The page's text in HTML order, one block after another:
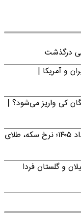
درگذشت
و آمریکا |
کی واریز می‌شود؟ |
بروزترین قیمت طلا و دلار امروز شنبه ۱۷ مرداد ۱۴۰۵؛ نرخ سکه، طلای
و گلستان فردا